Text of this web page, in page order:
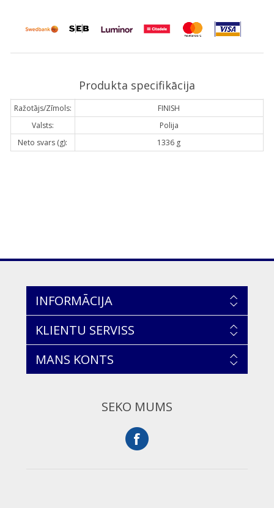
Produkta specifikācija
Ražotājs/Zīmols:
FINISH
Valsts:
Polija
Neto svars (g):
1336 g
INFORMĀCIJA
KLIENTU SERVISS
MANS KONTS
SEKO MUMS